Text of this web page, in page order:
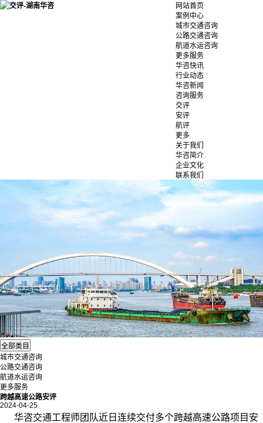
网站首页
案例中心
城市交通咨询
公路交通咨询
航道水运咨询
更多服务
华咨快讯
行业动态
华咨新闻
咨询服务
交评
安评
航评
更多
关于我们
华咨简介
企业文化
联系我们
城市交通咨询
公路交通咨询
航道水运咨询
更多服务
跨越高速公路安评
2024-04-25
华咨交通工程师团队近日连续交付多个跨越高速公路项目 安